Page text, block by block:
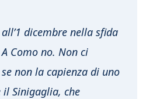
dicembre nella sfida
Como no. Non ci
non la capienza di uno
Sinigaglia, che